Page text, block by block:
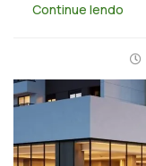
Continue lendo